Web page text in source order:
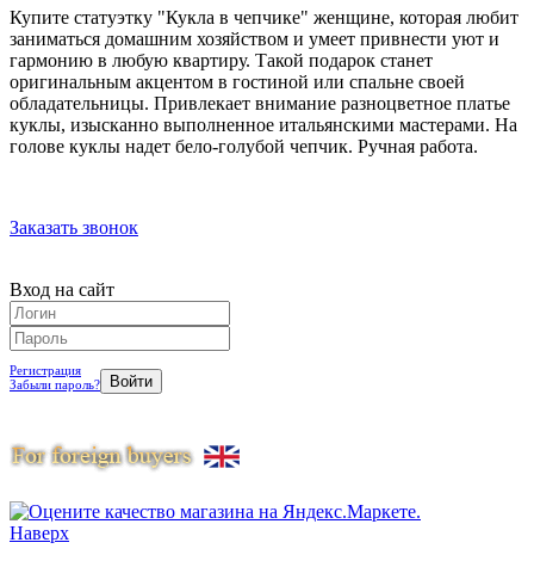
Купите статуэтку "Кукла в чепчике" женщине, которая любит
заниматься домашним хозяйством и умеет привнести уют и
гармонию в любую квартиру. Такой подарок станет
оригинальным акцентом в гостиной или спальне своей
обладательницы. Привлекает внимание разноцветное платье
куклы, изысканно выполненное итальянскими мастерами. На
голове куклы надет бело-голубой чепчик. Ручная работа.
Заказать звонок
Вход на сайт
Регистрация
Забыли пароль?
Наверх